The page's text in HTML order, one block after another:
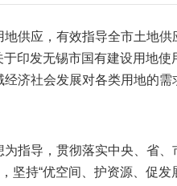
应，有效指导全市土地供
印发无锡市国有建设用地
济社会发展对各类用地的需
导，贯彻落实中央、省、
坚持“优空间、护资源、促